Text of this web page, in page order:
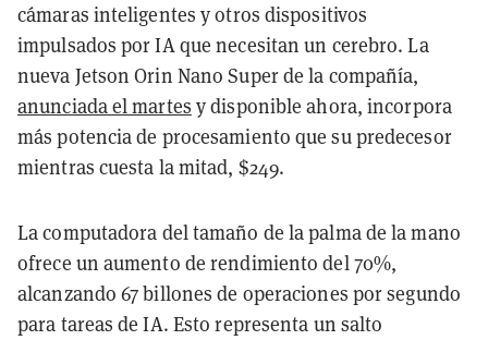
cámaras inteligentes y otros dispositivos
impulsados por IA que necesitan un cerebro. La
nueva Jetson Orin Nano Super de la compañía,
anunciada el martes y disponible ahora, incorpora
más potencia de procesamiento que su predecesor
mientras cuesta la mitad, $249.
La computadora del tamaño de la palma de la mano
ofrece un aumento de rendimiento del 70%,
alcanzando 67 billones de operaciones por segundo
para tareas de IA. Esto representa un salto